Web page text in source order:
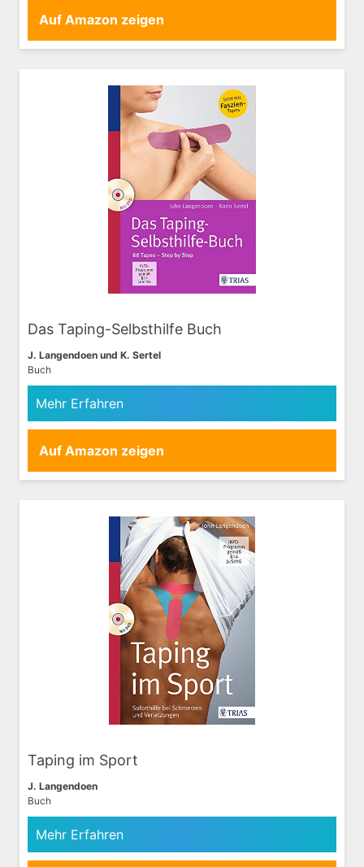
Auf Amazon zeigen
Das Taping-Selbsthilfe Buch
J. Langendoen und K. Sertel
Buch
Mehr Erfahren
Auf Amazon zeigen
Taping im Sport
J. Langendoen
Buch
Mehr Erfahren